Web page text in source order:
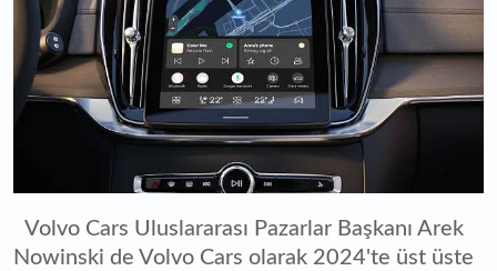
Volvo Cars Uluslararası Pazarlar Başkanı Arek
Nowinski de Volvo Cars olarak 2024'te üst üste